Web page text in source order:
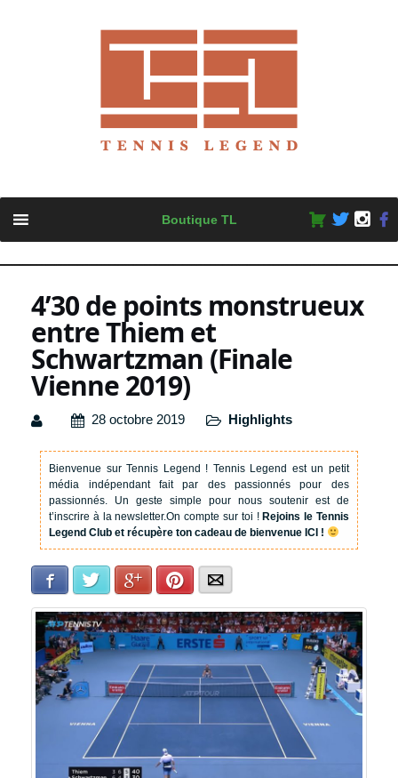
content
Boutique TL
4’30 de points monstrueux
entre Thiem et
Schwartzman (Finale
Vienne 2019)
28 octobre 2019 Highlights
Bienvenue sur Tennis Legend ! Tennis Legend est un petit
média indépendant fait par des passionnés pour des
passionnés. Un geste simple pour nous soutenir est de
t’inscrire à la newsletter.On compte sur toi !Rejoins le Tennis
Legend Club et récupère ton cadeau de bienvenue ICI !
Facebook Twitter Google+Pinterest